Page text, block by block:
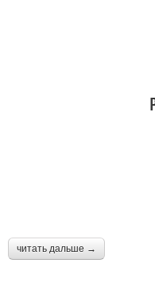
читать дальше →